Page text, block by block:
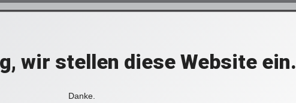
wir stellen diese Website ein.
Danke.